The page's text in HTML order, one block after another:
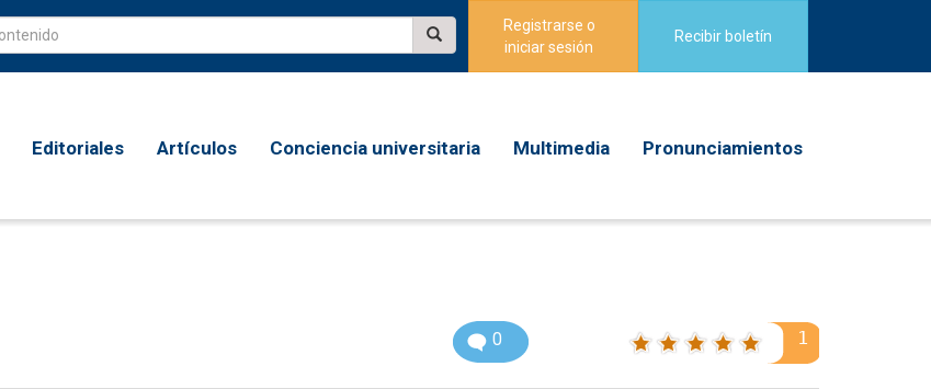
Registrarse o
iniciar sesión
Recibir boletín
Editoriales Artículos Conciencia universitaria Multimedia Pronunciamientos
0 1